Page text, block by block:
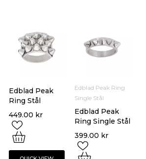
Edblad Peak
Ring Stål
449.00 kr
Edblad Peak Ring
Single Stål
Edblad Peak
Ring Single Stål
399.00 kr